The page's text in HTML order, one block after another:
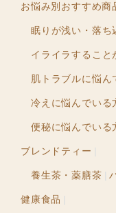
お悩み別おすすめ商
眠りが浅い・落ち
イライラすること
肌トラブルに悩ん
冷えに悩んでいる
便秘に悩んでいる
ブレンドティー
養生茶・薬膳茶
健康食品